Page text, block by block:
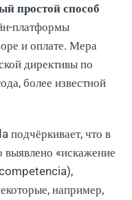
простой способ
платформы
и оплате. Мера
директивы по
более известной
подчёркивает, что в
«искажение
например,